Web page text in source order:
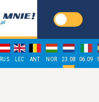
RUS LEC ANT NOR 23.08 06.09